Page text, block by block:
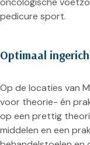
pedicure sport.
Optimaal
Op de locaties van
voor theorie- én
op een prettig
middelen en een